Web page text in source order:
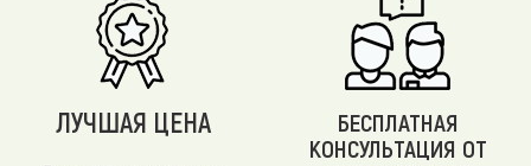
ЛУЧШАЯ ЦЕНА
БЕСПЛАТНАЯ
КОНСУЛЬТАЦИЯ ОТ